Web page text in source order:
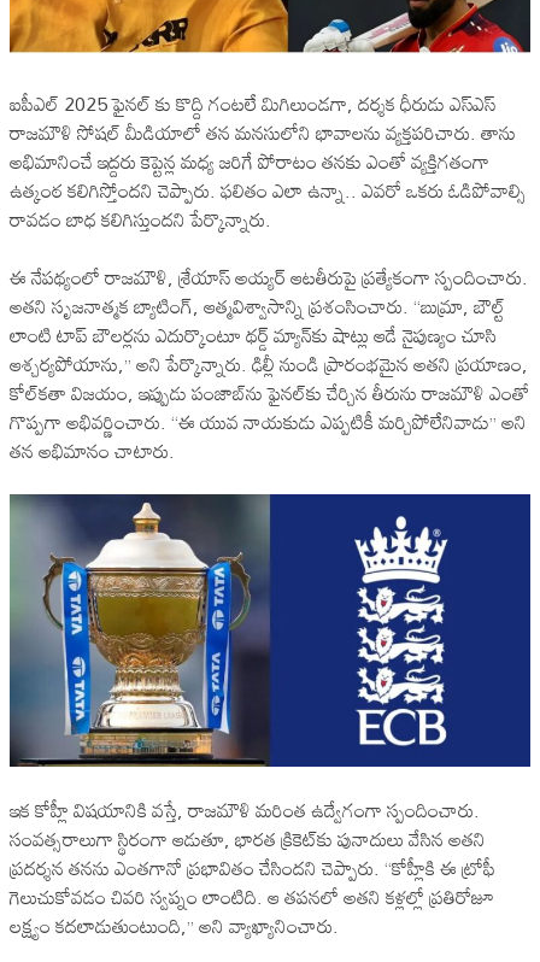
ఐపీఎల్ 2025 ఫైనల్ కు కొద్ది గంటలే మిగిలుండగా, దర్శక ధీరుడు ఎస్ఎస్
రాజమౌళి సోషల్ మీడియాలో తన మనసులోని భావాలను వ్యక్తపరిచారు. తాను
అభిమానించే ఇద్దరు కెప్టెన్ల మధ్య జరిగే పోరాటం తనకు ఎంతో వ్యక్తిగతంగా
ఉత్కంఠ కలిగిస్తోందని చెప్పారు. ఫలితం ఎలా ఉన్నా.. ఎవరో ఒకరు ఓడిపోవాల్సి
రావడం బాధ కలిగిస్తుందని పేర్కొన్నారు.
ఈ నేపథ్యంలో రాజమౌళి, శ్రేయాస్ అయ్యర్‌ ఆటతీరుపై ప్రత్యేకంగా స్పందించారు.
అతని సృజనాత్మక బ్యాటింగ్‌, ఆత్మవిశ్వాసాన్ని ప్రశంసించారు. “బుమ్రా, బౌల్ట్
లాంటి టాప్ బౌలర్లను ఎదుర్కొంటూ థర్డ్ మ్యాన్‌కు షాట్లు ఆడే నైపుణ్యం చూసి
ఆశ్చర్యపోయాను,” అని పేర్కొన్నారు. ఢిల్లీ నుండి ప్రారంభమైన అతని ప్రయాణం,
కోల్‌కతా విజయం, ఇప్పుడు పంజాబ్‌ను ఫైనల్‌కు చేర్చిన తీరును రాజమౌళి ఎంతో
గొప్పగా అభివర్ణించారు. “ఈ యువ నాయకుడు ఎప్పటికీ మర్చిపోలేనివాడు” అని
తన అభిమానం చాటారు.
ఇక కోహ్లీ విషయానికి వస్తే, రాజమౌళి మరింత ఉద్వేగంగా స్పందించారు.
సంవత్సరాలుగా స్థిరంగా ఆడుతూ, భారత క్రికెట్‌కు పునాదులు వేసిన అతని
ప్రదర్శన తనను ఎంతగానో ప్రభావితం చేసిందని చెప్పారు. “కోహ్లీకి ఈ ట్రోఫీ
గెలుచుకోవడం చివరి స్వప్నం లాంటిది. ఆ తపనలో అతని కళ్లల్లో ప్రతిరోజూ
లక్ష్యం కదలాడుతుంటుంది,” అని వ్యాఖ్యానించారు.